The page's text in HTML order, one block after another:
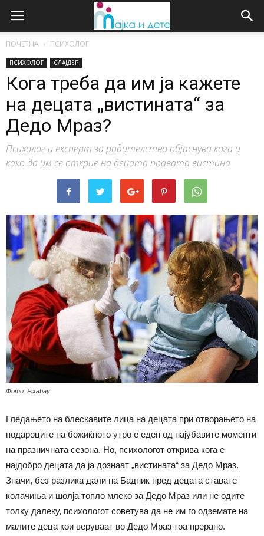
ПОЧЕТНА ПСИХОЛОГ
ПСИХОЛОГ СЛАЈДЕР
Кога треба да им ја кажете
на децата „вистината“ за
Дедо Мраз?
Психолог и експерт за родителство објаснува кога и
како да им се открие на децата правата вистина
Фото: Pixabay
Гледањето на блескавите лица на децата при отворањето на
подароците на божиќното утро е еден од најубавите моменти
на празничната сезона. Но, психологот открива кога е
најдобро децата да ја дознаат „вистината“ за Дедо Мраз.
Значи, без разлика дали на Бадник пред децата ставате
колачиња и шолја топло млеко за Дедо Мраз или не одите
толку далеку, психологот советува да не им го одземате на
малите деца кои веруваат во Дедо Мраз тоа прерано.